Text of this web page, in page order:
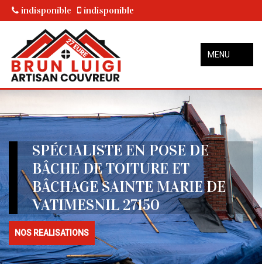
indisponible indisponible
MENU
SPÉCIALISTE EN POSE DE
BÂCHE DE TOITURE ET
BÂCHAGE SAINTE MARIE DE
VATIMESNIL 27150
NOS REALISATIONS